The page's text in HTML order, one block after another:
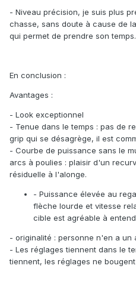
- Niveau précision, je suis plus
chasse, sans doute à cause de
qui permet de prendre son temps.
En conclusion :
Avantages :
- Look exceptionnel
- Tenue dans le temps : pas de
grip qui se désagrège, il est
- Courbe de puissance sans le
arcs à poulies : plaisir d'un
résiduelle à l'alonge.
- Puissance élevée au
flèche lourde et vitesse
cible est agréable à
- originalité : personne n'en a un
- Les réglages tiennent dans le
tiennent, les réglages ne